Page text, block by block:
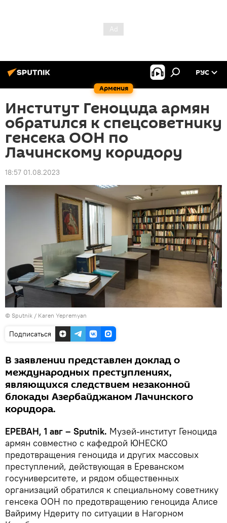
Армения
РУС
Институт Геноцида армян
обратился к спецсоветнику
генсека ООН по
Лачинскому коридору
18:57 01.08.2023
© Sputnik / Karen Yepremyan
Подписаться
В заявлении представлен доклад о
международных преступлениях,
являющихся следствием незаконной
блокады Азербайджаном Лачинского
коридора.
ЕРЕВАН, 1 авг – Sputnik. Музей-институт Геноцида
армян совместно с кафедрой ЮНЕСКО
предотвращения геноцида и других массовых
преступлений, действующая в Ереванском
госуниверситете, и рядом общественных
организаций обратился к специальному советнику
генсека ООН по предотвращению геноцида Алисе
Вайриму Ндериту по ситуации в Нагорном